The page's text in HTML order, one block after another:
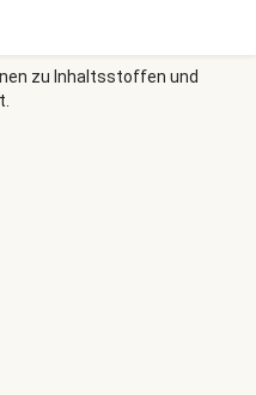
zu Inhaltsstoffen und